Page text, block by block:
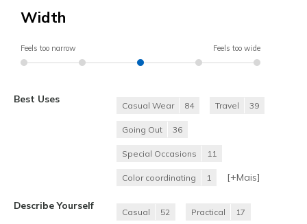
Width
Feels too narrow Feels too wide
Best Uses
Casual Wear 84 Travel 39
Going Out 36
Special Occasions 11
Color coordinating 1 [+Mais]
Describe Yourself
Casual 52 Practical 17